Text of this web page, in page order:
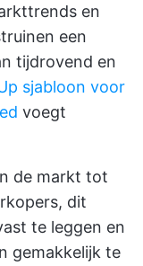
en
een
tijdrovend en
sjabloon voor
voegt
de markt tot
dit
te leggen en
gemakkelijk te